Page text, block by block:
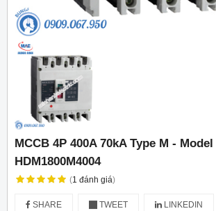
MCCB 4P 400A 70kA Type M - Model
HDM1800M4004
(1 đánh giá)
SHARE TWEET LINKEDIN